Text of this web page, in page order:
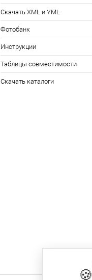
Скачать XML и YML
Фотобанк
Инструкции
Таблицы совместимости
Скачать каталоги
🍪